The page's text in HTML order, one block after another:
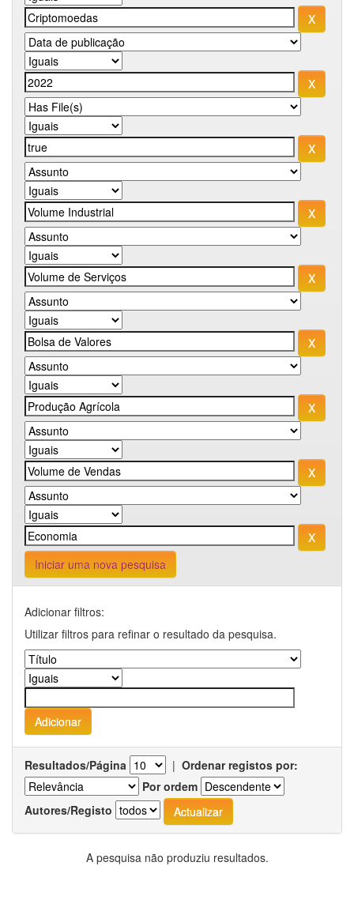
Iniciar uma nova pesquisa
Adicionar filtros:
Utilizar filtros para refinar o resultado da pesquisa.
Resultados/Página | Ordenar registos por:
Por ordem
Autores/Registo
A pesquisa não produziu resultados.